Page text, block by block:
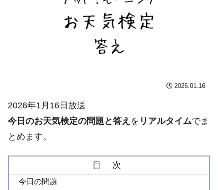
2026.01.16
2026年1月16日放送
今日のお天気検定の問題と答え を リアルタイムでま
とめます。
目 次
今日の問題